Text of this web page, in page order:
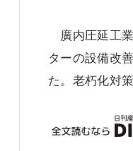
廣内圧延工業
ターの設備改
た。老朽化対